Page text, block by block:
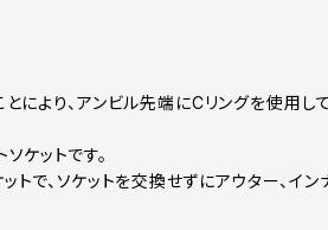
より、アンビル先端にCリングを使用し
ケットです。
で、ソケットを交換せずにアウター、イン